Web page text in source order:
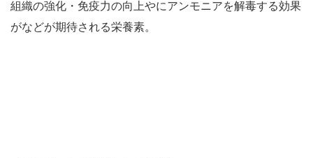
組織の強化・免疫力の向上やにアンモニアを解毒する効果
がなどが期待される栄養素。